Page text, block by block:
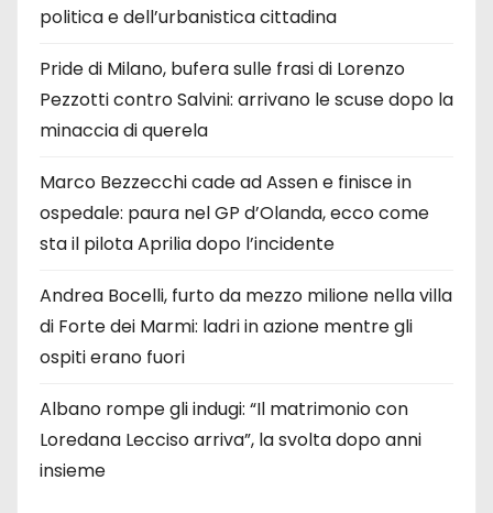
politica e dell’urbanistica cittadina
Pride di Milano, bufera sulle frasi di Lorenzo
Pezzotti contro Salvini: arrivano le scuse dopo la
minaccia di querela
Marco Bezzecchi cade ad Assen e finisce in
ospedale: paura nel GP d’Olanda, ecco come
sta il pilota Aprilia dopo l’incidente
Andrea Bocelli, furto da mezzo milione nella villa
di Forte dei Marmi: ladri in azione mentre gli
ospiti erano fuori
Albano rompe gli indugi: “Il matrimonio con
Loredana Lecciso arriva”, la svolta dopo anni
insieme